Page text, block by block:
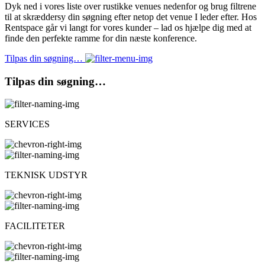
Dyk ned i vores liste over rustikke venues nedenfor og brug filtrene
til at skræddersy din søgning efter netop det venue I leder efter. Hos
Rentspace går vi langt for vores kunder – lad os hjælpe dig med at
finde den perfekte ramme for din næste konference.
Tilpas din søgning…
Tilpas din søgning…
SERVICES
TEKNISK UDSTYR
FACILITETER